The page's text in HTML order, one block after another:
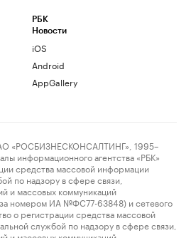
РБК
Новости
iOS
Android
AppGallery
«РОСБИЗНЕСКОНСАЛТИНГ», 1995–
информационного агентства «РБК»
средства массовой информации
по надзору в сфере связи,
и массовых коммуникаций
номером ИА №ФС77-63848) и сетевого
о регистрации средства массовой
службой по надзору в сфере связи,